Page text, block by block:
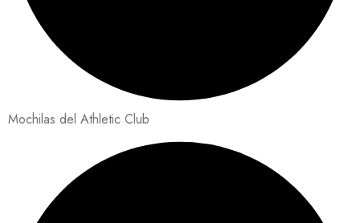
Mochilas del Athletic Club